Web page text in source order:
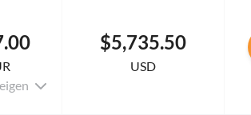
$5,735.50
USD